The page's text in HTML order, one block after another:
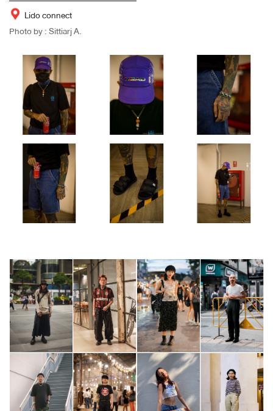
Lido connect
Photo by : Sittiarj A.